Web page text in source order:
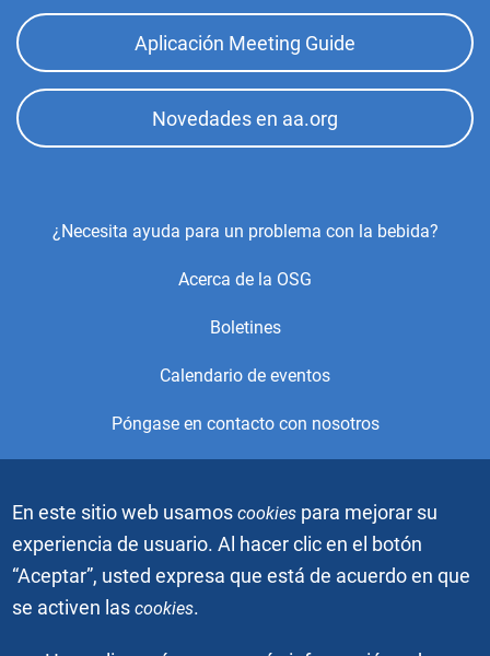
Aplicación Meeting Guide
Novedades en aa.org
Footer
¿Necesita ayuda para un problema con la bebida?
Acerca de la OSG
Boletines
Calendario de eventos
Póngase en contacto con nosotros
derechos reservados. Este es el sitio web oficial de la Oficina
de Servicios Generales (OSG) de Alcohólicos Anónimos. Está
gráficas sin el permiso escrito de Alcoholics Anonymous
World Services, Inc. El gráfico de la gente azul es una marca
En este sitio web usamoscookies para mejorar su
experiencia de usuario. Al hacer clic en el botón
“Aceptar”, usted expresa que está de acuerdo en que
se activen lascookies.